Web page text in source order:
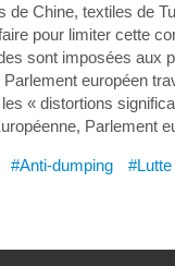
de Chine, textiles de
pour limiter cette
sont imposées aux
européen
« distortions
Parlement
#Anti-dumping #Lutte